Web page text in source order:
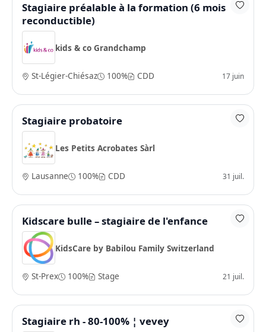
Stagiaire préalable à la formation (6 mois
reconductible)
kids & co Grandchamp
St-Légier-Chiésaz 100% CDD 17 juin
Stagiaire probatoire
Les Petits Acrobates Sàrl
Lausanne 100% CDD 31 juil.
Kidscare bulle – stagiaire de l'enfance
KidsCare by Babilou Family Switzerland
St-Prex 100% Stage 21 juil.
Stagiaire rh - 80-100% ¦ vevey